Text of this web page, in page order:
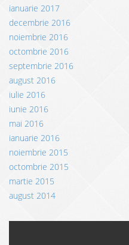
ianuarie 2017
decembrie 2016
noiembrie 2016
octombrie 2016
septembrie 2016
august 2016
iulie 2016
iunie 2016
mai 2016
ianuarie 2016
noiembrie 2015
octombrie 2015
martie 2015
august 2014